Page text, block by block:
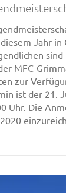
Jahr
sind
MFC-
zur
ist der 21.
Uhr. Die